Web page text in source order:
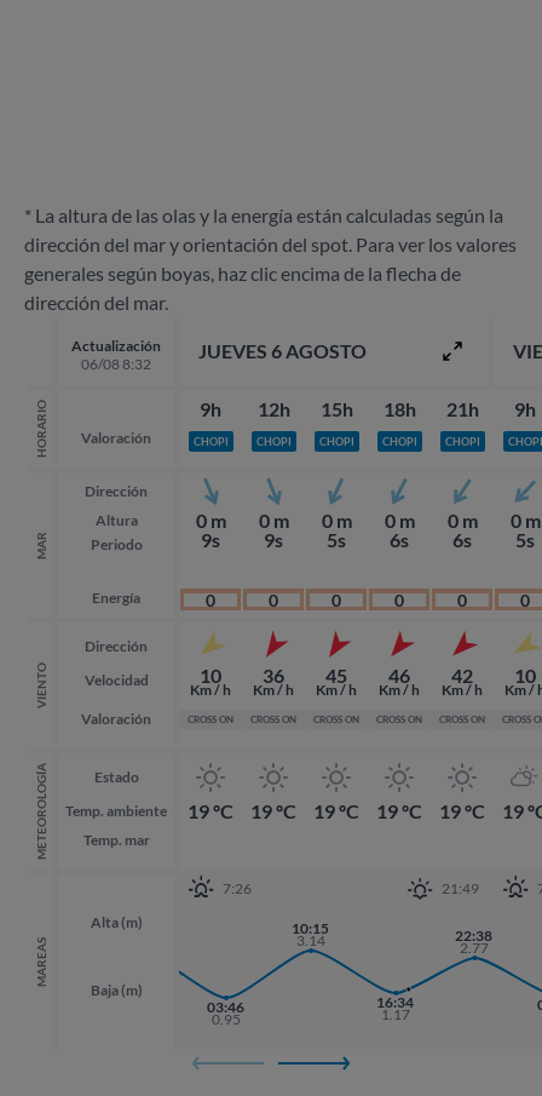
* La altura de las olas y la energía están calculadas según la
dirección del mar y orientación del spot. Para ver los valores
generales según boyas, haz clic encima de la flecha de
dirección del mar.
Actualización
06/08 8:32
HORARIO Valoración
MAR
Dirección
Altura
Periodo
Energía
VIENTO
Dirección
Velocidad
Valoración
METEOROLOGÍA
Estado
Temp. ambiente
Temp. mar
MAREAS
Alta (m)
Baja (m)
JUEVES 6 AGOSTO
9h
CHOPI
0 m
9s
0
10
Km / h
CROSS ON
19 ºC
12h
CHOPI
0 m
9s
0
36
Km / h
CROSS ON
19 ºC
15h
CHOPI
0 m
5s
0
45
Km / h
CROSS ON
19 ºC
18h
CHOPI
0 m
6s
0
46
Km / h
CROSS ON
19 ºC
21h
CHOPI
0 m
6s
0
42
Km / h
CROSS ON
19 ºC
7:26 21:49
21:35
03:46
0.95
10:15
3.14
16:34
1.17
22:38
2.77
9h
CHOPI
0 m
5s
0
10
Km /
CROSS
19
22:38
2.77